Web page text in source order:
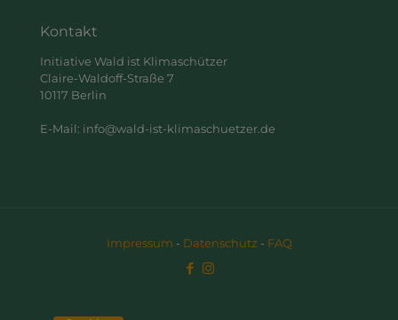
Kontakt
Initiative Wald ist Klimaschützer
Claire-Waldoff-Straße 7
10117 Berlin
E-Mail: info@wald-ist-klimaschuetzer.de
Impressum - Datenschutz - FAQ